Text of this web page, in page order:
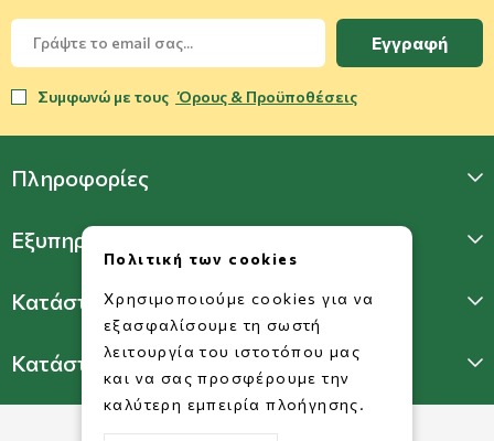
Εγγραφή
Συμφωνώ με τους Όρους & Προϋποθέσεις
Πληροφορίες
Εξυπηρέτηση Πελατών
Κατάστημα Γλυφάδας
Κατάστημα Πατησίων
Πολιτική των cookies
Χρησιμοποιούμε cookies για να
εξασφαλίσουμε τη σωστή
λειτουργία του ιστοτόπου μας
και να σας προσφέρουμε την
καλύτερη εμπειρία πλοήγησης.